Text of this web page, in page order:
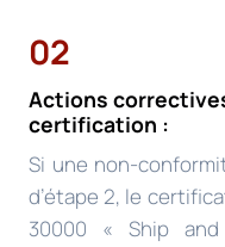
02
Actions
certification :
Si une non-
d’étape 2, le
30000 « Ship